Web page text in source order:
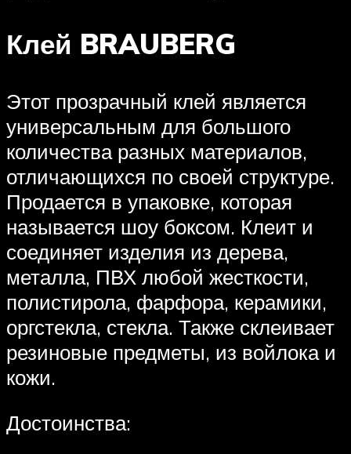
Клей BRAUBERG
Этот прозрачный клей является
универсальным для большого
количества разных материалов,
отличающихся по своей структуре.
Продается в упаковке, которая
называется шоу боксом. Клеит и
соединяет изделия из дерева,
металла, ПВХ любой жесткости,
полистирола, фарфора, керамики,
оргстекла, стекла. Также склеивает
резиновые предметы, из войлока и
кожи.
Достоинства: